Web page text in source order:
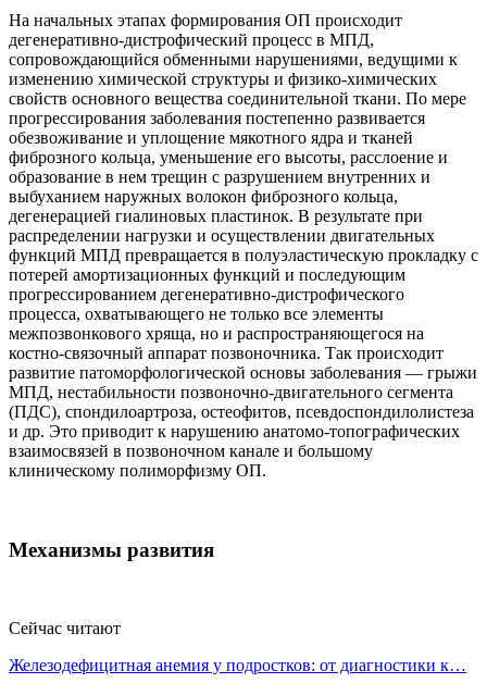
На начальных этапах формирования ОП происходит
дегенеративно-дистрофический процесс в МПД,
сопровождающийся обменными нарушениями, ведущими к
изменению химической структуры и физико-химических
свойств основного вещества соединительной ткани. По мере
прогрессирования заболевания постепенно развивается
обезвоживание и уплощение мякотного ядра и тканей
фиброзного кольца, уменьшение его высоты, расслоение и
образование в нем трещин с разрушением внутренних и
выбуханием наружных волокон фиброзного кольца,
дегенерацией гиалиновых пластинок. В результате при
распределении нагрузки и осуществлении двигательных
функций МПД превращается в полуэластическую прокладку с
потерей амортизационных функций и последующим
прогрессированием дегенеративно-дистрофического
процесса, охватывающего не только все элементы
межпозвонкового хряща, но и распространяющегося на
костно-связочный аппарат позвоночника. Так происходит
развитие патоморфологической основы заболевания — грыжи
МПД, нестабильности позвоночно-двигательного сегмента
(ПДС), спондилоартроза, остеофитов, псевдоспондилолистеза
и др. Это приводит к нарушению анатомо-топографических
взаимосвязей в позвоночном канале и большому
клиническому полиморфизму ОП.
Механизмы развития
Сейчас читают
Железодефицитная анемия у подростков: от диагностики к…